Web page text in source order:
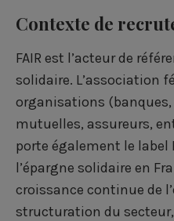
r
t
a
g
e
r
s
r
t
a
g
e
r
s
Contexte de
FAIR est l’acteur de
solidaire. L’association
organisations
mutuelles, assureurs,
porte également le label
l’épargne solidaire en
croissance continue de
structuration du secteur,